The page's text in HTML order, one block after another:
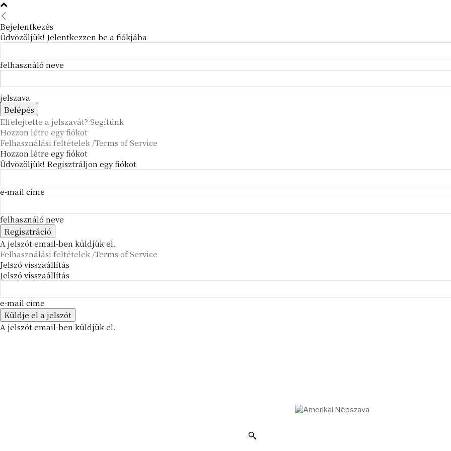
Bejelentkezés
Üdvözöljük! Jelentkezzen be a fiókjába
felhasználó neve
jelszava
Elfelejtette a jelszavát? Segítünk
Hozzon létre egy fiókot
Felhasználási feltételek /Terms of Service
Hozzon létre egy fiókot
Üdvözöljük! Regisztráljon egy fiókot
e-mail címe
felhasználó neve
A jelszót email-ben küldjük el.
Felhasználási feltételek /Terms of Service
Jelszó visszaállítás
Jelszó visszaállítás
e-mail címe
A jelszót email-ben küldjük el.